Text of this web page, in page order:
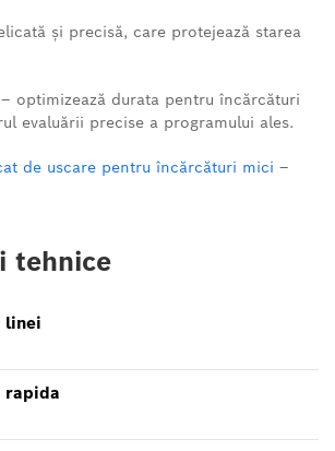
și precisă, care protejează starea
– optimizează durata pentru încărcături
evaluării precise a programului ales.
de uscare pentru încărcături mici –
tehnice
linei
rapida